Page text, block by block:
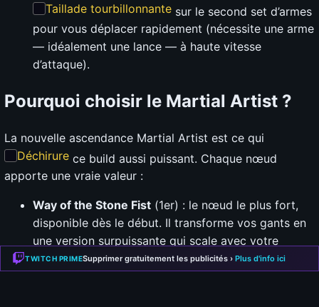
Taillade tourbillonnante sur le second set d’armes
pour vous déplacer rapidement (nécessite une arme
— idéalement une lance — à haute vitesse
d’attaque).
Pourquoi choisir le Martial Artist ?
La nouvelle ascendance Martial Artist est ce qui
Déchirure ce build aussi puissant. Chaque nœud
apporte une vraie valeur :
Way of the Stone Fist (1er) : le nœud le plus fort,
disponible dès le début. Il transforme vos gants en
une version surpuissante qui scale avec votre
niveau et hérite de mods aléatoires (chance
TWITCH PRIMESupprimer gratuitement les publicités › Plus d'info ici